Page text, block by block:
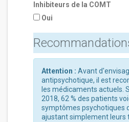
Inhibiteurs de la COMT
Oui
Attention : Avant
antipsychotique, il est
les médicaments actuels.
2018, 62 % des patients
symptômes psychotiques
ajustant simplement leurs